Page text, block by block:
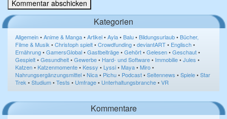
Kategorien
Allgemein•Anime & Manga•Artikel•Ayla•Balu•Bildungsurlaub•Bücher,
Filme & Musik •Christoph spielt•Crowdfunding•deviantART• Englisch•
Ernährung•GamersGlobal•Gastbeiträge•Gehört•Gelesen•Geschaut•
Gespielt•Gesundheit•Gewerbe• Hard- und Software• Immobilie•Jules •
Katzen•Katzenmomente•Kessy • Lyssi•Maya•Miro•
Nahrungsergänzungsmittel•Nica• Pichu• Podcast•Seitennews •Spiele•Star
Trek •Studium•Tests • Umfrage• Unterhaltungsbranche•VR
Kommentare